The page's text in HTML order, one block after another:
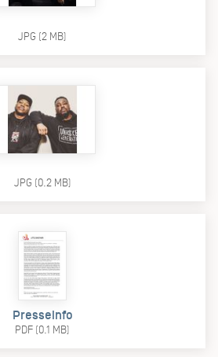
JPG (2 MB)
JPG (0.2 MB)
Presseinfo
PDF (0.1 MB)